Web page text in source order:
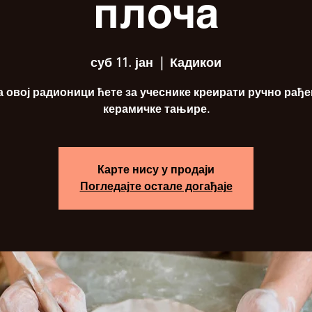
плоча
суб 11. јан Кадикои
овој радионици ћете за учеснике креирати ручно
керамичке тањире.
Карте нису у продаји
Погледајте остале догађаје